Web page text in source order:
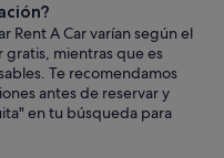
Rent A Car varían según el
gratis, mientras que es
Te recomendamos
antes de reservar y
en tu búsqueda para